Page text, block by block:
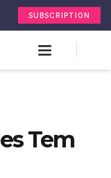
SUBSCRIPTION
Tem